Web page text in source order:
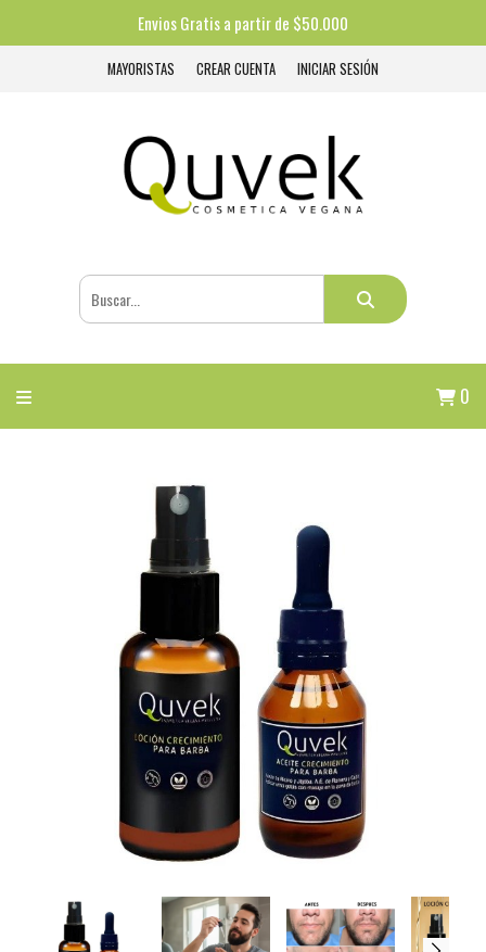
Envios Gratis a partir de $50.000
MAYORISTAS CREAR CUENTA INICIAR SESIÓN
0